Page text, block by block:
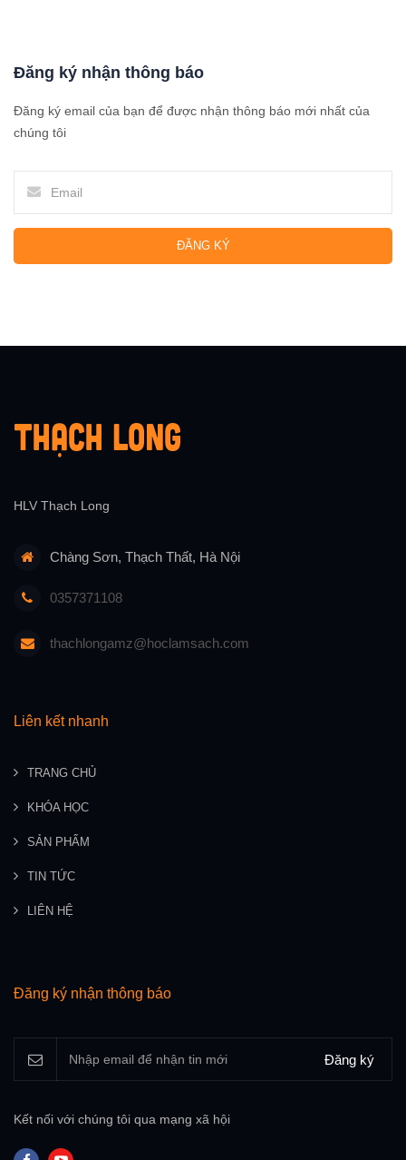
Đăng ký nhận thông báo
Đăng ký email của bạn để được nhận thông báo mới nhất của
chúng tôi
ĐĂNG KÝ
HLV Thạch Long
Chàng Sơn, Thạch Thất, Hà Nội
0357371108
thachlongamz@hoclamsach.com
Liên kết nhanh
TRANG CHỦ
KHÓA HỌC
SẢN PHẨM
TIN TỨC
LIÊN HỆ
Đăng ký nhận thông báo
Đăng ký
Kết nối với chúng tôi qua mạng xã hội